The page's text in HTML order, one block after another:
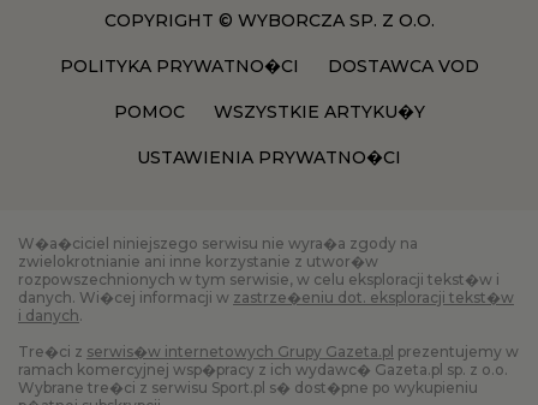
COPYRIGHT © WYBORCZA SP. Z O.O.
POLITYKA PRYWATNO�CI DOSTAWCA VOD
POMOC WSZYSTKIE ARTYKU�Y
USTAWIENIA PRYWATNO�CI
W�a�ciciel niniejszego serwisu nie wyra�a zgody na
zwielokrotnianie ani inne korzystanie z utwor�w
rozpowszechnionych w tym serwisie, w celu eksploracji tekst�w i
danych. Wi�cej informacji w zastrze�eniu dot. eksploracji tekst�w
i danych.
Tre�ci z serwis�w internetowych Grupy Gazeta.pl prezentujemy w
ramach komercyjnej wsp�pracy z ich wydawc� Gazeta.pl sp. z o.o.
Wybrane tre�ci z serwisu Sport.pl s� dost�pne po wykupieniu